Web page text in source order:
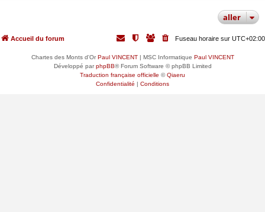
aller
Accueil du forum Fuseau horaire sur UTC+02:00
Chartes des Monts d'OrPaul VINCENT| MSC Informatique Paul VINCENT
Développé parphpBB® Forum Software © phpBB Limited
Traduction française officielle ©Qiaeru
Confidentialité | Conditions